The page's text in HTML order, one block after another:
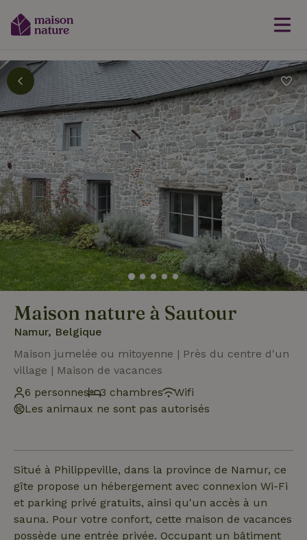
Maison nature à Sautour
Namur, Belgique
Maison jumelée ou mitoyenne | Près du centre d'un
village | Maison de vacances
6 personnes
3 chambres
Wifi
Les animaux ne sont pas autorisés
Situé à Philippeville, dans la province de Namur, ce
gîte propose un hébergement avec connexion Wi-Fi
et parking privé gratuits, ainsi qu'un accès à un
sauna. Pour votre confort, cette maison de vacances
possède une entrée privée. Occupant un bâtiment